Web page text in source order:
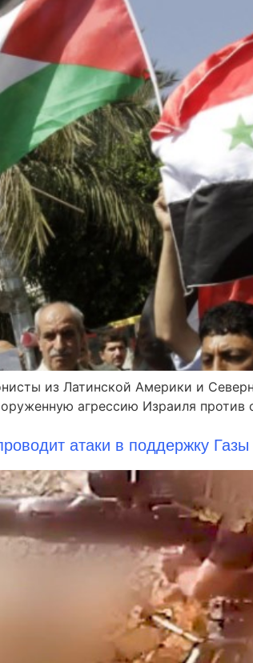
из Латинской Америки и
агрессию Израиля против
атаки в поддержку Газы